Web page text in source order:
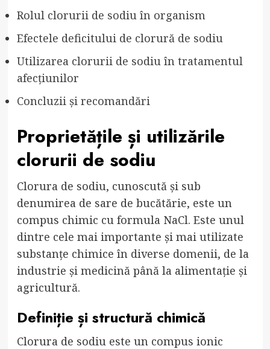
Rolul clorurii de sodiu în organism
Efectele deficitului de clorură de sodiu
Utilizarea clorurii de sodiu în tratamentul
afecțiunilor
Concluzii și recomandări
Proprietățile și utilizările
clorurii de sodiu
Clorura de sodiu, cunoscută și sub
denumirea de sare de bucătărie, este un
compus chimic cu formula NaCl. Este unul
dintre cele mai importante și mai utilizate
substanțe chimice în diverse domenii, de la
industrie și medicină până la alimentație și
agricultură.
Definiție și structură chimică
Clorura de sodiu este un compus ionic